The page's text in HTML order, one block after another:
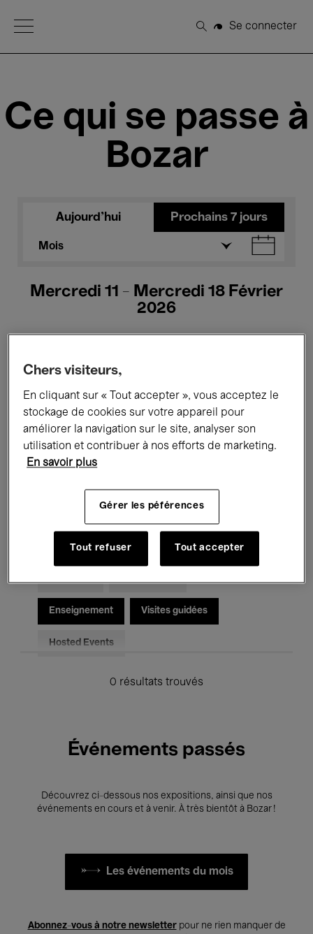
Open Menu
Rechercher
Se connecter
Ce qui se passe à
Bozar
Aujourd'hui Prochains 7 jours
Mois
Mercredi 11 - Mercredi 18 Février
2026
Tous les événements Concerts
Expositions Films Performances
Rencontres & Débats
Musique classique Global Music
Musique électronique
Enseignement Visites guidées
Hosted Events
0 résultats trouvés
Événements passés
Découvrez ci-dessous nos expositions, ainsi que nos
événements en cours et à venir. À très bientôt à Bozar !
Les événements du mois
Abonnez-vous à notre newsletterpour ne rien manquer de
Chers visiteurs,
En cliquant sur « Tout accepter », vous acceptez le
stockage de cookies sur votre appareil pour
améliorer la navigation sur le site, analyser son
utilisation et contribuer à nos efforts de marketing.
En savoir plus
Gérer les péférences
Tout refuser Tout accepter